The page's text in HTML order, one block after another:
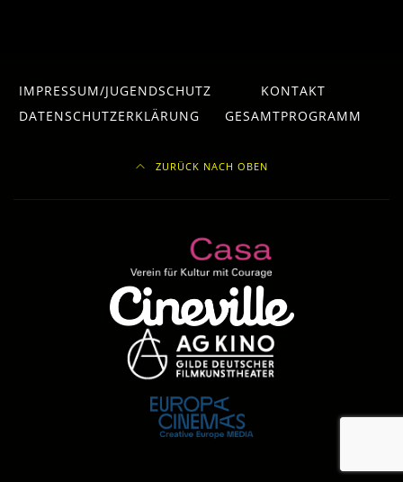
IMPRESSUM/JUGENDSCHUTZ
KONTAKT
DATENSCHUTZERKLÄRUNG
GESAMTPROGRAMM
ZURÜCK NACH OBEN